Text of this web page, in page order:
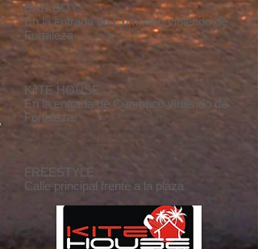
BAD BOY
En la entrada de Cumbuco viniendo de
Fortaleza.
KiITE HOUSE
En la entrada de Cumbuco viniendo de
Fortaleza.
FREESTYLE
Calle principal frente a la plaza